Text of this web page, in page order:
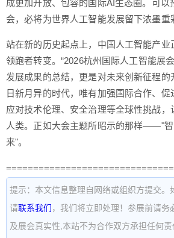
成更加开放、包容的国际AI生态圈。可以
会，必将为世界人工智能发展留下浓墨重
站在新的历史起点上，中国人工智能产业
领跑者转变。“2026杭州国际人工智能展
发展成果的总结，更是对未来创新征程
日新月异的时代，唯有加强国际合作、促
应对技术伦理、安全治理等全球性挑战
人类。正如大会主题所昭示的那样——"智
来"。
提示：本文信息整理自网络或组织方提交。
请联系我们 ，我们将立即处理！参展前请务
及展会真实性,本站不为合作双方承担任何责